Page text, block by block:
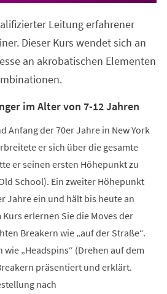
Leitung erfahrener
Dieser Kurs wendet sich an
an akrobatischen Elementen
im Alter von 7-12 Jahren
Anfang der 70er Jahre in New York
er sich über die gesamte
er seinen ersten Höhepunkt zu
School). Ein zweiter Höhepunkt
Jahre ein und hält bis heute an
erlernen Sie die Moves der
Breakern wie „auf der Straße“.
wie „Headspins“ (Drehen auf dem
präsentiert und erklärt.
nach